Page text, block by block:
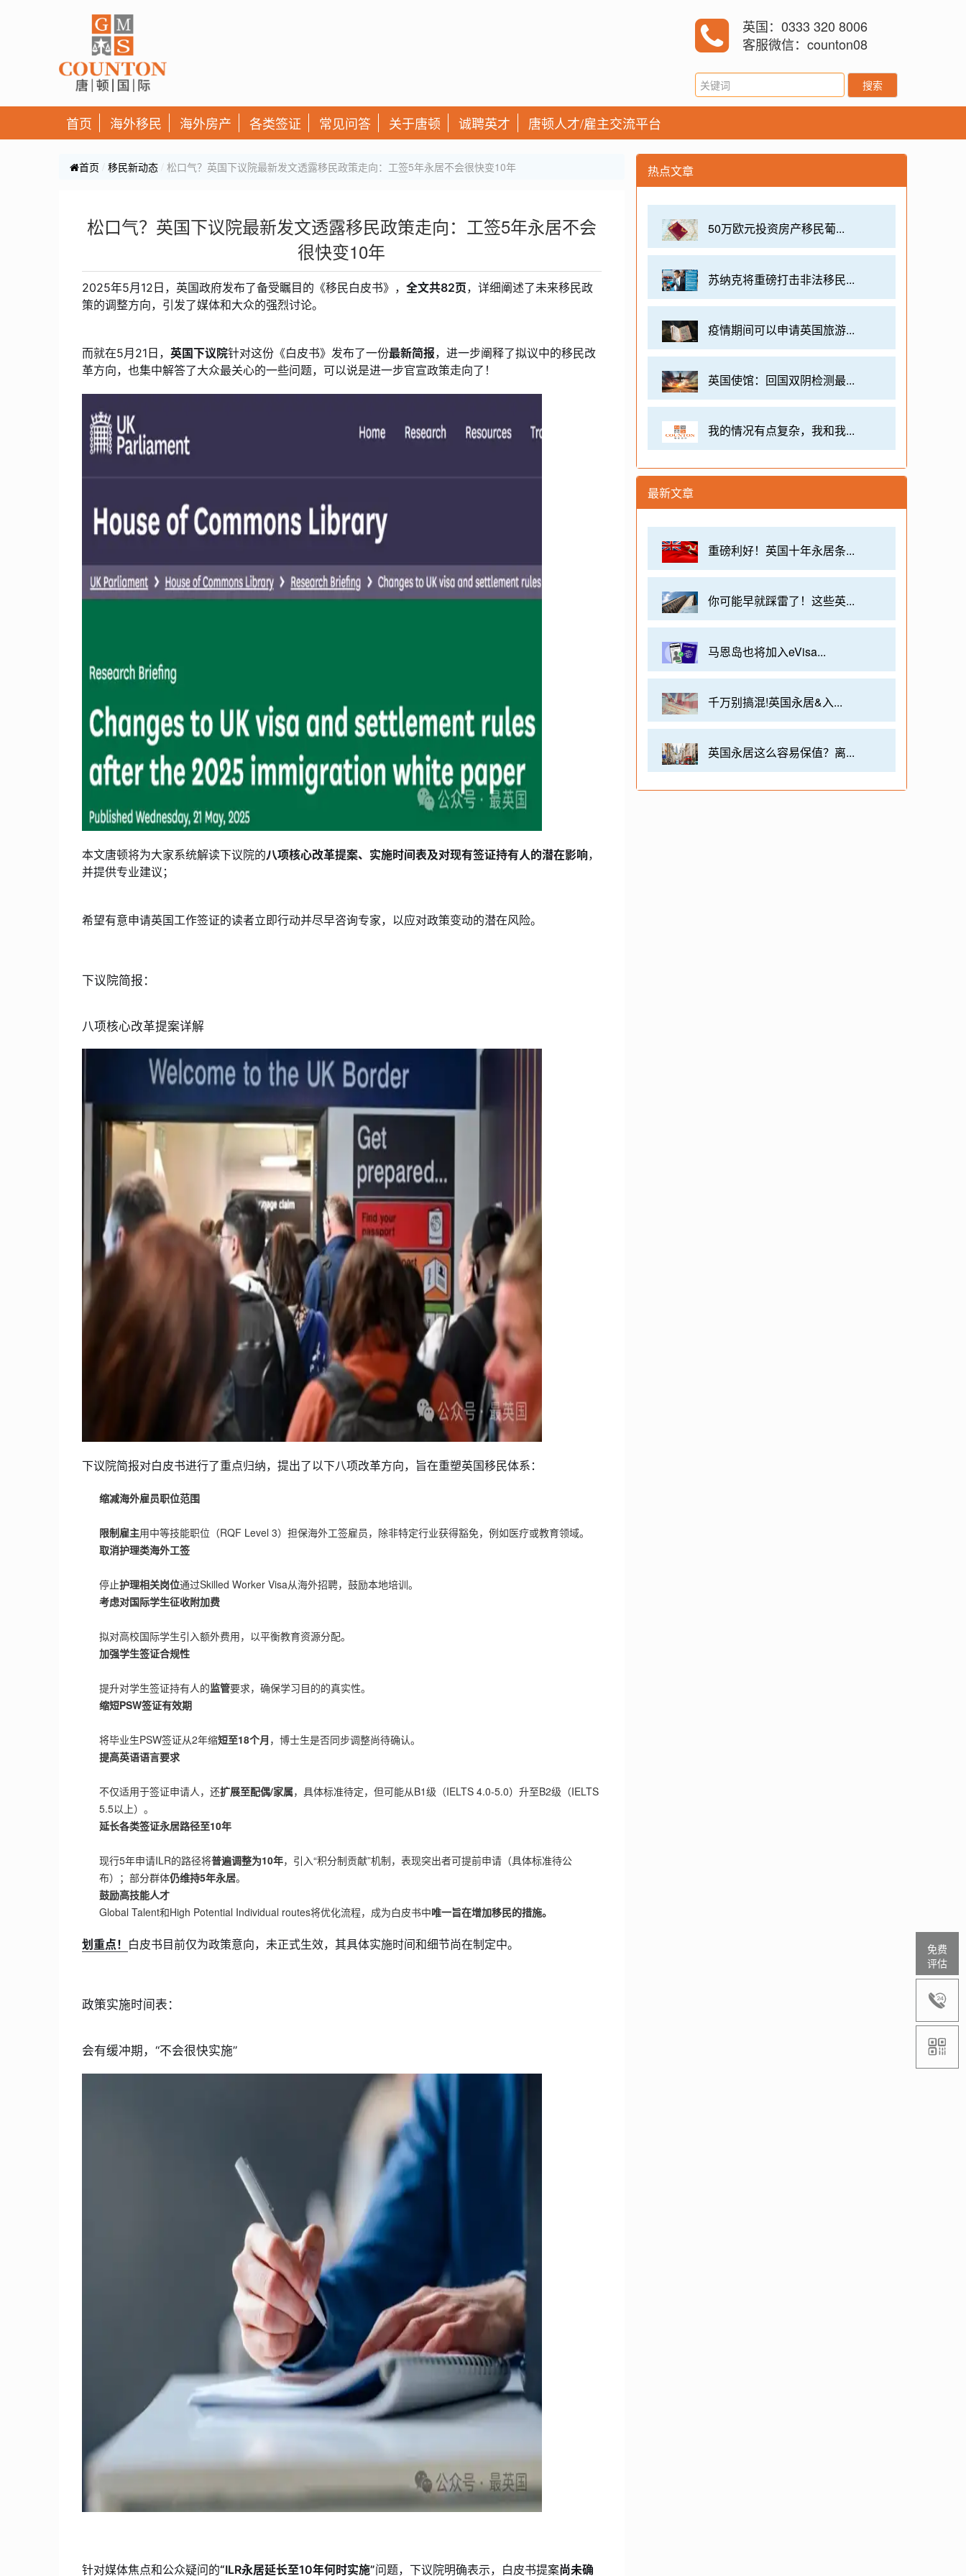
英国：0333 320 8006
客服微信：counton08
搜索
首页 海外移民 海外房产 各类签证 常见问答 关于唐顿 诚聘英才 唐顿人才/雇主交流平台
首页 移民新动态 松口气？英国下议院最新发文透露移民政策走向：工签5年永居不会很快变10年
松口气？英国下议院最新发文透露移民政策走向：工签5年永居不会
很快变10年
2025年5月12日，英国政府发布了备受瞩目的《移民白皮书》， 全文共82页，详细阐述了未来移民政
策的调整方向，引发了媒体和大众的强烈讨论。
而就在5月21日， 英国下议院针对这份《白皮书》发布了一份最新简报，进一步阐释了拟议中的移民改
革方向，也集中解答了大众最关心的一些问题，可以说是进一步官宣政策走向了！
本文唐顿将为大家系统解读下议院的八项核心改革提案、实施时间表及对现有签证持有人的潜在影响，
并提供专业建议；
希望有意申请英国工作签证的读者立即行动并尽早咨询专家，以应对政策变动的潜在风险。
下议院简报：
八项核心改革提案详解
下议院简报对白皮书进行了重点归纳，提出了以下八项改革方向，旨在重塑英国移民体系：
缩减海外雇员职位范围
限制雇主用中等技能职位（RQF Level 3）担保海外工签雇员，除非特定行业获得豁免，例如医疗或教育领域。
取消护理类海外工签
停止护理相关岗位通过Skilled Worker Visa从海外招聘，鼓励本地培训。
考虑对国际学生征收附加费
拟对高校国际学生引入额外费用，以平衡教育资源分配。
加强学生签证合规性
提升对学生签证持有人的监管要求，确保学习目的的真实性。
缩短PSW签证有效期
将毕业生PSW签证从2年缩短至18个月 ，博士生是否同步调整尚待确认。
提高英语语言要求
不仅适用于签证申请人，还扩展至配偶/家属，具体标准待定，但可能从B1级（IELTS 4.0-5.0）升至B2级（IELTS
5.5以上）。
延长各类签证永居路径至10年
现行5年申请ILR的路径将普遍调整为10年，引入“积分制贡献”机制，表现突出者可提前申请（具体标准待公
布）；部分群体仍维持5年永居。
鼓励高技能人才
Global Talent和High Potential Individual routes将优化流程，成为白皮书中唯一旨在增加移民的措施。
划重点！ 白皮书目前仅为政策意向，未正式生效，其具体实施时间和细节尚在制定中。
政策实施时间表：
会有缓冲期，“不会很快实施”
针对媒体焦点和公众疑问的“ILR永居延长至10年何时实施”问题，下议院明确表示，白皮书提案尚未确
热点文章
50万欧元投资房产移民葡...
苏纳克将重磅打击非法移民...
疫情期间可以申请英国旅游...
英国使馆：回国双阴检测最...
我的情况有点复杂，我和我...
最新文章
重磅利好！英国十年永居条...
你可能早就踩雷了！这些英...
马恩岛也将加入eVisa...
千万别搞混!英国永居&入...
英国永居这么容易保值？离...
免费
评估

